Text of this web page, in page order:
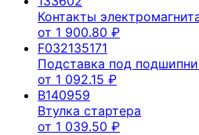
Контакты
от 1 900.80 ₽
F032135171
Подставка под
от 1 092.15 ₽
B140959
Втулка стартера
от 1 039.50 ₽